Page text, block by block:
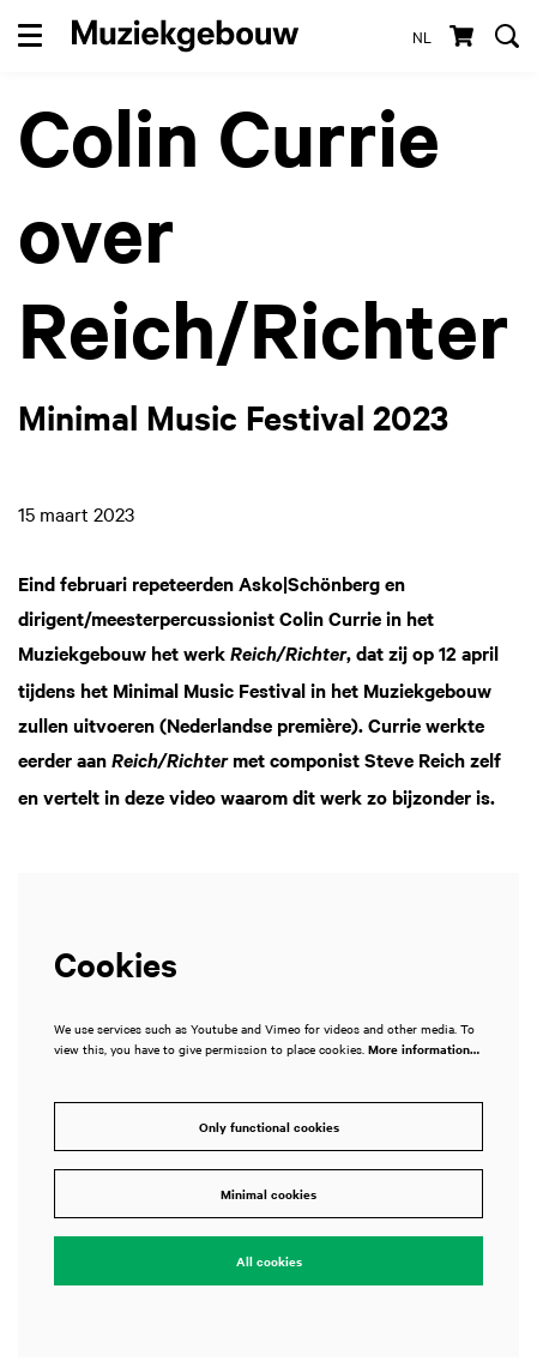
NL
Menu
Colin Currie
over
Reich/Richter
Minimal Music Festival 2023
15 maart 2023
Eind februari repeteerden Asko|Schönberg en
dirigent/meesterpercussionist Colin Currie in het
Muziekgebouw het werk Reich/Richter, dat zij op 12 april
tijdens het Minimal Music Festival in het Muziekgebouw
zullen uitvoeren (Nederlandse première). Currie werkte
eerder aan Reich/Richtermet componist Steve Reich zelf
en vertelt in deze video waarom dit werk zo bijzonder is.
Cookies
We use services such as Youtube and Vimeo for videos and other media. To
view this, you have to give permission to place cookies. More information…
Only functional cookies
Minimal cookies
All cookies